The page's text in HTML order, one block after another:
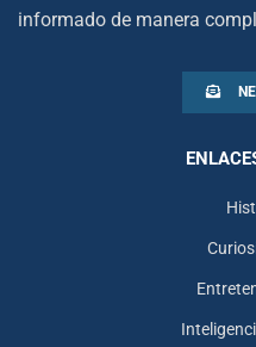
informado de manera